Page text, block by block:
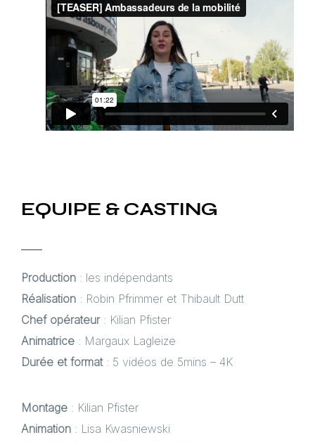
EQUIPE & CASTING
Production : les indépendants
Réalisation : Robin Pfrimmer et Thibault Dutt
Chef opérateur: Kilian Pfister
Animatrice : Margaux Lagleize
Durée et format: 5 vidéos de 5mins – 4K
Montage : Kilian Pfister
Animation : Lisa Kwasniewski